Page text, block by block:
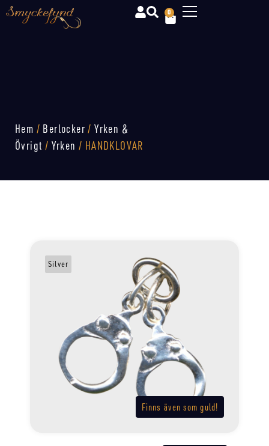
0
Hem / Berlocker /Yrken &
Övrigt / Yrken / HANDKLOVAR
Finns även som guld!
Silver